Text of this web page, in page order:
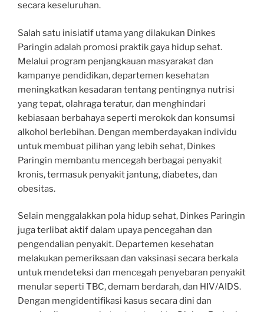
secara keseluruhan.
Salah satu inisiatif utama yang dilakukan Dinkes
Paringin adalah promosi praktik gaya hidup sehat.
Melalui program penjangkauan masyarakat dan
kampanye pendidikan, departemen kesehatan
meningkatkan kesadaran tentang pentingnya nutrisi
yang tepat, olahraga teratur, dan menghindari
kebiasaan berbahaya seperti merokok dan konsumsi
alkohol berlebihan. Dengan memberdayakan individu
untuk membuat pilihan yang lebih sehat, Dinkes
Paringin membantu mencegah berbagai penyakit
kronis, termasuk penyakit jantung, diabetes, dan
obesitas.
Selain menggalakkan pola hidup sehat, Dinkes Paringin
juga terlibat aktif dalam upaya pencegahan dan
pengendalian penyakit. Departemen kesehatan
melakukan pemeriksaan dan vaksinasi secara berkala
untuk mendeteksi dan mencegah penyebaran penyakit
menular seperti TBC, demam berdarah, dan HIV/AIDS.
Dengan mengidentifikasi kasus secara dini dan